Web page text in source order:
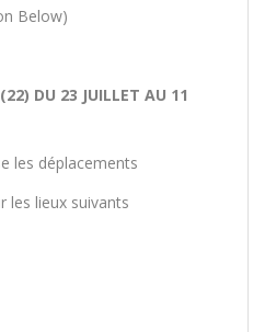
Below)
DU 23 JUILLET AU 11
les déplacements
les lieux suivants